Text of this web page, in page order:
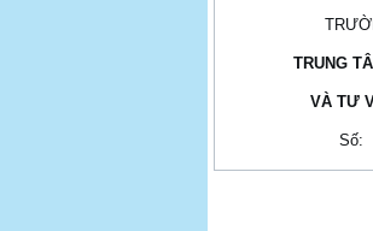
TRUNG
VÀ TƯ
Số: